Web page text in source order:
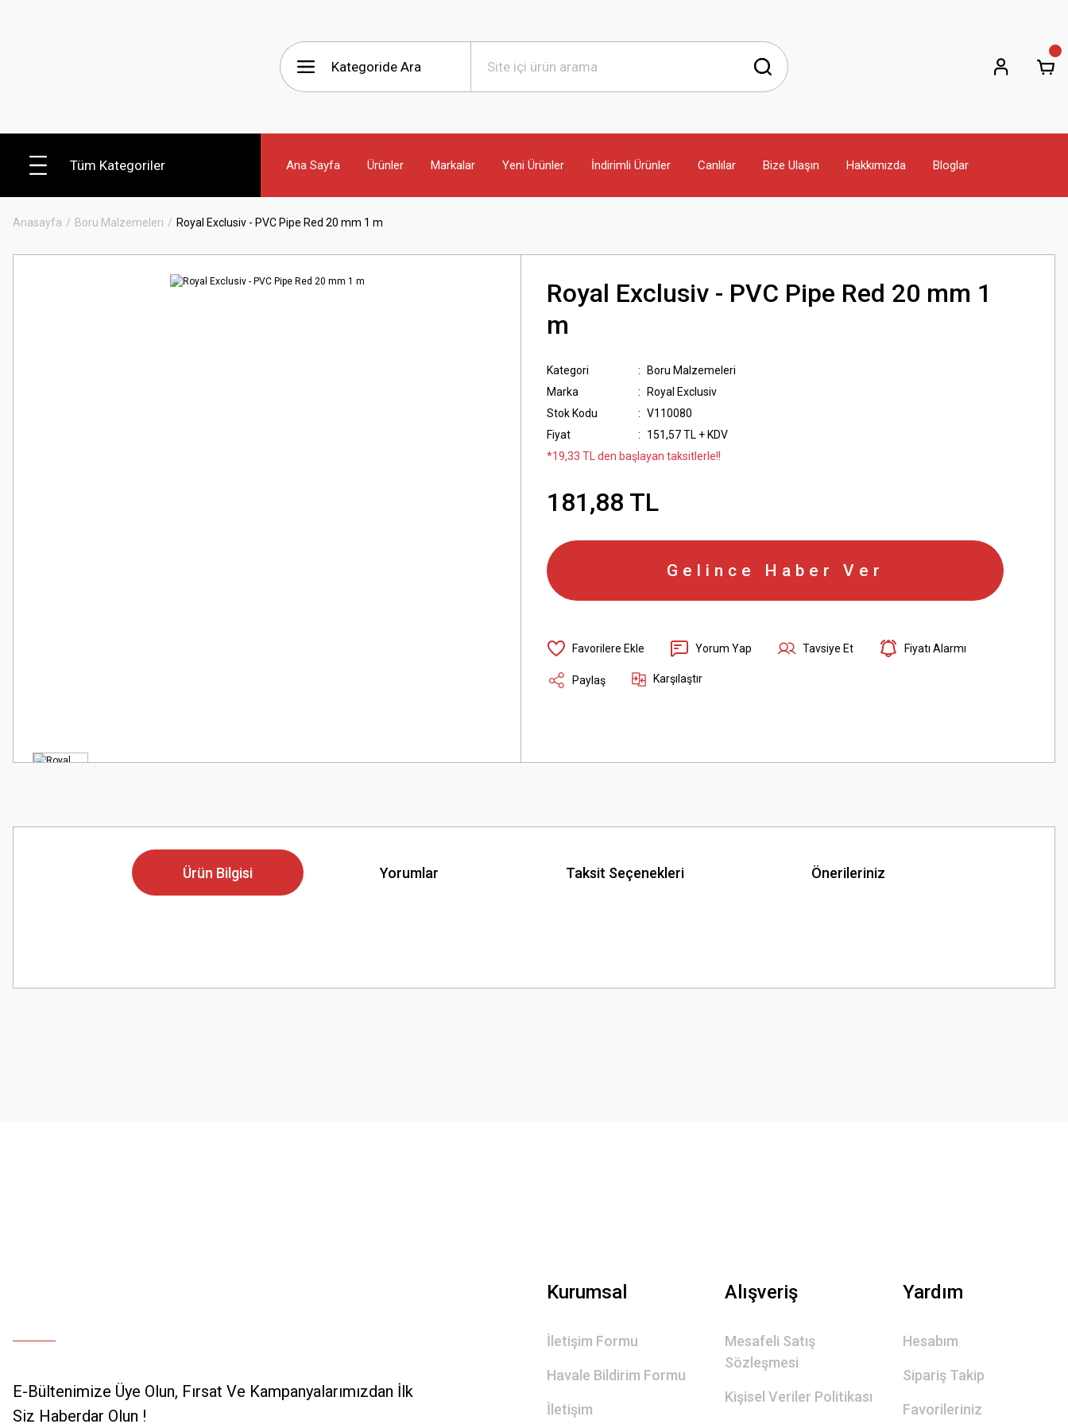
Tüm Kategoriler Ana Sayfa Ürünler Markalar Yeni Ürünler İndirimli Ürünler Canlılar Bize Ulaşın Hakkımızda Bloglar
Anasayfa Boru Malzemeleri Royal Exclusiv - PVC Pipe Red 20 mm 1 m
Royal Exclusiv - PVC Pipe Red 20 mm 1
m
Kategori
Boru Malzemeleri
Marka
Royal Exclusiv
Stok Kodu
V110080
Fiyat
151,57 TL + KDV
*19,33 TL den başlayan taksitlerle!!
181,88 TL
Gelince Haber Ver
Yorum Yap Tavsiye Et Fiyatı Alarmı
Paylaş Karşılaştır
Ürün Bilgisi Yorumlar Taksit Seçenekleri Önerileriniz
Görüş ve önerileriniz için teşekkür ederiz.
E-Bültenimize Üye Olun, Fırsat Ve Kampanyalarımızdan İlk
Siz Haberdar Olun !
Kurumsal
İletişim Formu
Havale Bildirim Formu
İletişim
Alışveriş
Mesafeli Satış
Sözleşmesi
Kişisel Veriler Politikası
Yardım
Hesabım
Sipariş Takip
Favorileriniz